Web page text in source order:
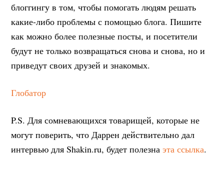
блоггингу в том, чтобы помогать людям решать
какие-либо проблемы с помощью блога. Пишите
как можно более полезные посты, и посетители
будут не только возвращаться снова и снова, но и
приведут своих друзей и знакомых.
Глобатор
P.S. Для сомневающихся товарищей, которые не
могут поверить, что Даррен действительно дал
интервью для Shakin.ru, будет полезнаэта ссылка.